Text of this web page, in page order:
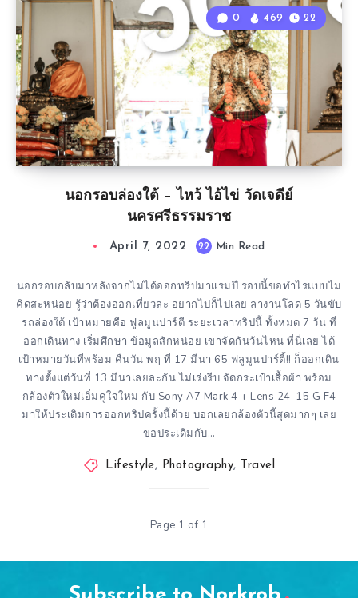
นอกรอบล่องใต้ – ไหว้ ไอ้ไข่ วัดเจดีย์
นครศรีธรรมราช
0 469 22
April 7, 2022 22 Min Read
นอกรอบกลับมาหลังจากไม่ได้ออกทริปมาแรมปี รอบนี้ขอทำไรแบบไม่
คิดสะหน่อย รู้ว่าต้องออกเที่ยวละ อยากไปก็ไปเลย ลางานโลด 5 วันขับ
รถล่องใต้ เป้าหมายคือ ฟูลมูนปาร์ตี ระยะเวลาทริปนี้ ทั้งหมด 7 วัน ที่
ออกเดินทาง เริ่มศึกษา ข้อมูลสักหน่อย เขาจัดกันวันไหน ที่นี่เลย ได้
เป้าหมายวันที่พร้อม คืนวัน พฤ ที่ 17 มีนา 65 ฟลูมูนปาร์ตี้!! ก็ออกเดิน
ทางตั้งแต่วันที่ 13 มีนาเลยละกัน ไม่เร่งรีบ จัดกระเป๋าเสื้อผ้า พร้อม
กล้องตัวใหม่เอิ่มคู่ใจใหม่ กับ Sony A7 Mark 4 + Lens 24-15 G F4
มาให้ประเดิมการออกทริปครั้งนี้ด้วย บอกเลยกล้องตัวนี้สุดมากๆ เลย
ขอประเดิมกับ…
Lifestyle, Photography, Travel
Page 1 of 1